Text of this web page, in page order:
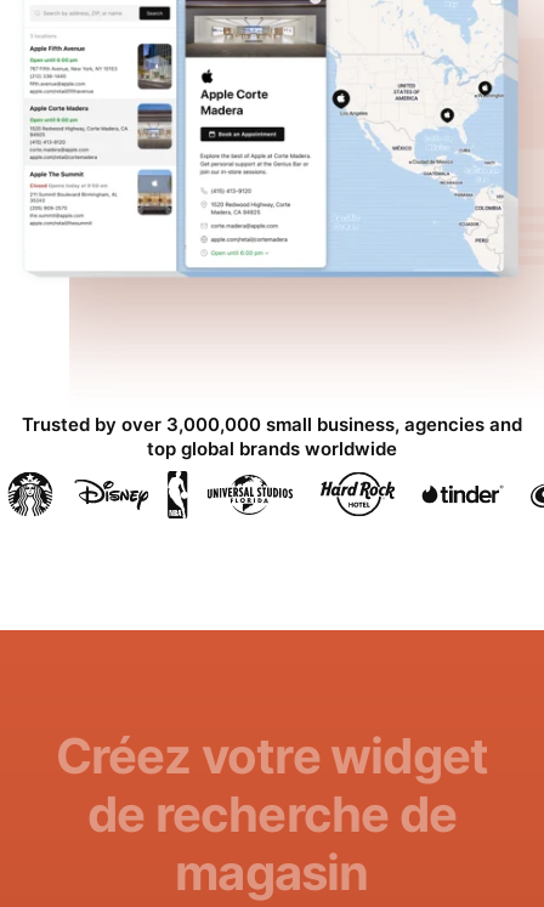
Trusted by over 3,000,000 small business, agencies and
top global brands worldwide
Créez votre widget
de recherche de
magasin